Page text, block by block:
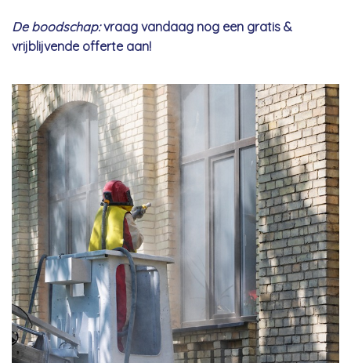
De boodschap:vraag vandaag nog een gratis &
vrijblijvende offerte aan!